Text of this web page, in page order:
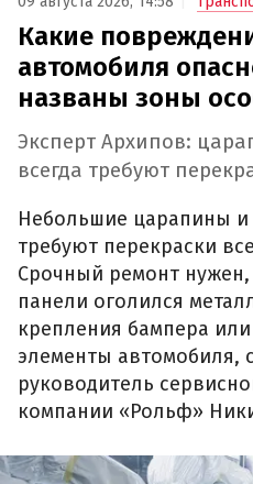
Какие
автомобиля
названы зоны
Эксперт Архипов:
всегда требуют
Небольшие царапины и
требуют перекраски
Срочный ремонт нужен,
панели оголился
крепления бампера
элементы автомобиля,
руководитель
компании «Рольф»